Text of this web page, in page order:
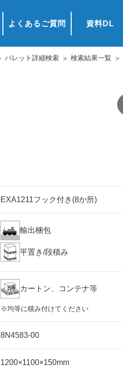
よくあるご質問 資料DL
パレット詳細検索 検索結果一覧
EXA1211フック付き(8か所)
輸出梱包
平置き/段積み
カートン、コンテナ等
※均等に積み付けてください
8N4583-00
1200×1100×150mm